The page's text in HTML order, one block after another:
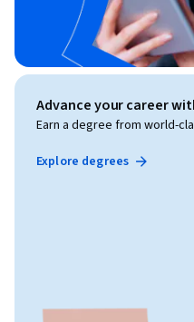
Advance your career
Earn a degree from world-
Explore degrees